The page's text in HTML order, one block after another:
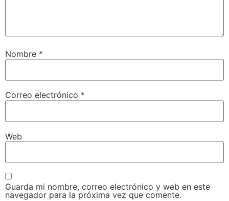
Nombre *
Correo electrónico *
Web
Guarda mi nombre, correo electrónico y web en este
navegador para la próxima vez que comente.